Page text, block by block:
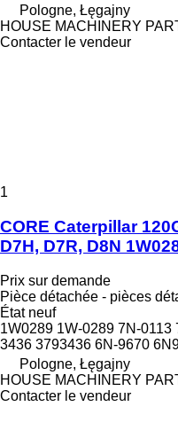
Pologne, Łęgajny
HOUSE MACHINERY
Contacter le vendeur
1
CORE Caterpillar
D7H, D7R, D8N
Prix sur demande
Pièce détachée - pièces
Étatneuf
1W0289 1W-0289 7N-
3436 3793436 6N-9670
Pologne, Łęgajny
HOUSE MACHINERY
Contacter le vendeur